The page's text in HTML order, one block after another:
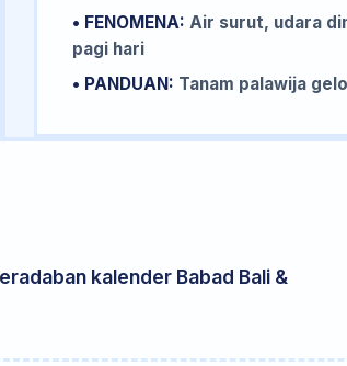
• FENOMENA: Air surut, udara
pagi hari
• PANDUAN: Tanam palawija
kalender Babad Bali &